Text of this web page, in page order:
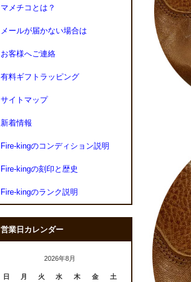
マメチコとは？
メールが届かない場合は
お客様へご連絡
有料ギフトラッピング
サイトマップ
新着情報
Fire-kingのコンディション説明
Fire-kingの刻印と歴史
Fire-kingのランク説明
営業日カレンダー
2026年8月
日 月 火 水 木 金 土